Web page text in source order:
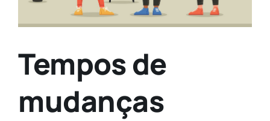
Tempos de
mudanças